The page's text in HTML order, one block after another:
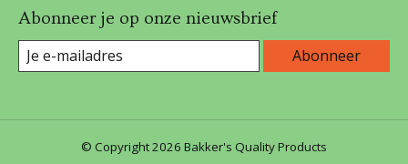
Abonneer je op onze nieuwsbrief
Abonneer
© Copyright 2026 Bakker's Quality Products